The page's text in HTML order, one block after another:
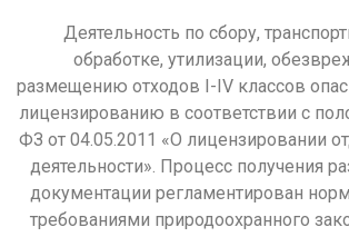
Деятельность по сбору,
обработке, утилизации,
размещению отходов I-IV классов
лицензированию в соответствии с
ФЗ от 04.05.2011 «О лицензировании
деятельности». Процесс получения
документации регламентирован
требованиями природоохранного